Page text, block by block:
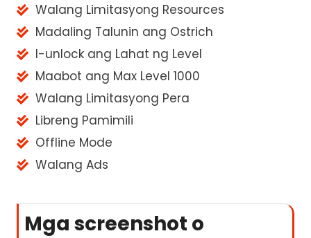
Walang Limitasyong Resources
Madaling Talunin ang Ostrich
I-unlock ang Lahat ng Level
Maabot ang Max Level 1000
Walang Limitasyong Pera
Libreng Pamimili
Offline Mode
Walang Ads
Mga screenshot o